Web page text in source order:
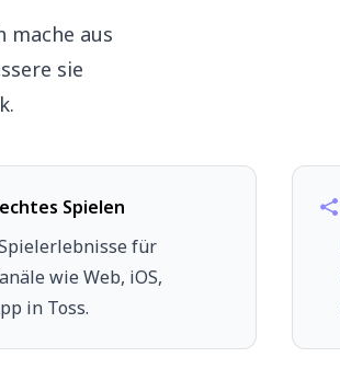
mache aus
sie
Spielen
für
wie Web, iOS,
in Toss.